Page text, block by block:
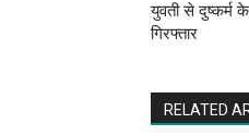
युवती से दुष्कर्म के
गिरफ्तार
RELATED